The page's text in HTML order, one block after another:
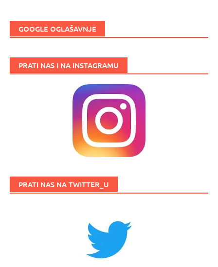
GOOGLE OGLAŠAVNJE
PRATI NAS I NA INSTAGRAMU
PRATI NAS NA TWITTER_U